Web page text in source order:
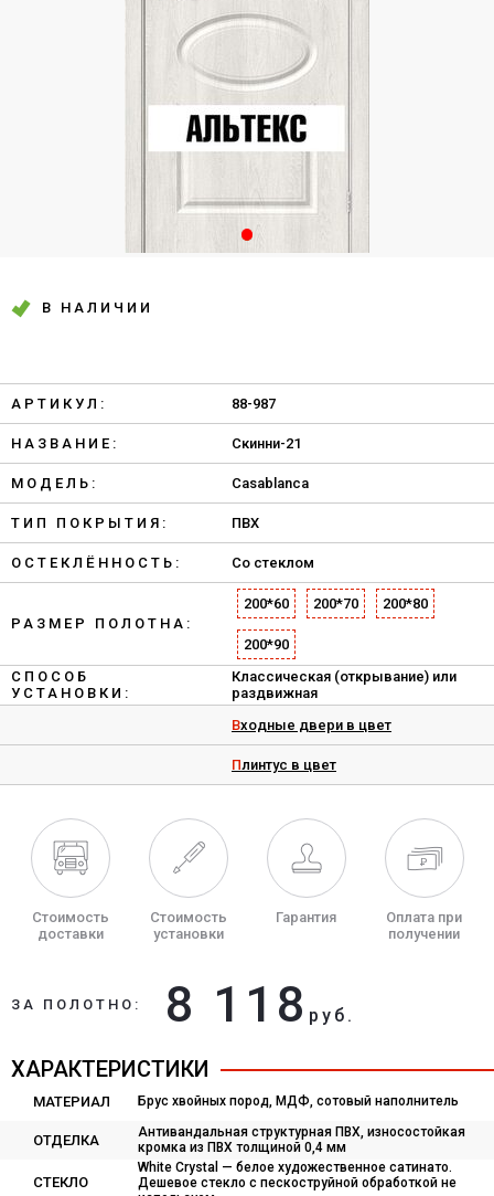
В НАЛИЧИИ
АРТИКУЛ: 88-987
НАЗВАНИЕ: Скинни-21
МОДЕЛЬ: Casablanca
ТИП ПОКРЫТИЯ: ПВХ
ОСТЕКЛЁННОСТЬ: Со стеклом
РАЗМЕР ПОЛОТНА:
200*60 200*70 200*80
200*90
СПОСОБ
УСТАНОВКИ:
Классическая (открывание) или
раздвижная
Входные двери в цвет
Плинтус в цвет
Стоимость
доставки
Стоимость
установки
Гарантия
Оплата при
получении
ЗА ПОЛОТНО: 8 118 руб.
ХАРАКТЕРИСТИКИ
МАТЕРИАЛ Брус хвойных пород, МДФ, сотовый наполнитель
ОТДЕЛКА
Антивандальная структурная ПВХ, износостойкая
кромка из ПВХ толщиной 0,4 мм
СТЕКЛО
White Сrystal — белое художественное сатинато.
Дешевое стекло с пескоструйной обработкой не